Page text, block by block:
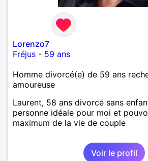
Lorenzo7
Fréjus - 59 ans
Homme divorcé(e) de 59 ans
amoureuse
Laurent, 58 ans divorcé sans
personne idéale pour moi et
maximum de la vie de couple
Voir le profil